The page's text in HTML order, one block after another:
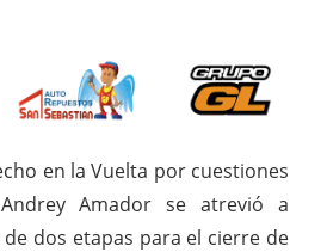
en la Vuelta por cuestiones
Amador se atrevió a
dos etapas para el cierre de